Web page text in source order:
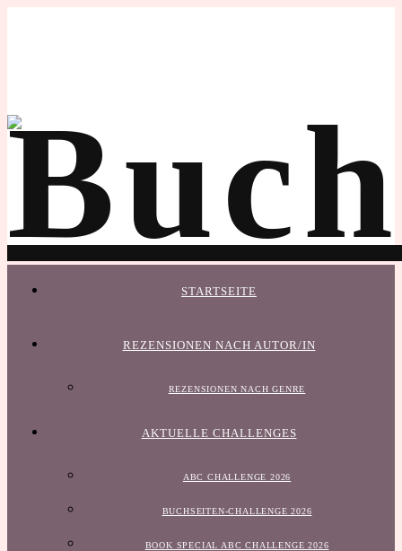
STARTSEITE
REZENSIONEN NACH AUTOR/IN
REZENSIONEN NACH GENRE
AKTUELLE CHALLENGES
ABC CHALLENGE 2026
BUCHSEITEN-CHALLENGE 2026
BOOK SPECIAL ABC CHALLENGE 2026